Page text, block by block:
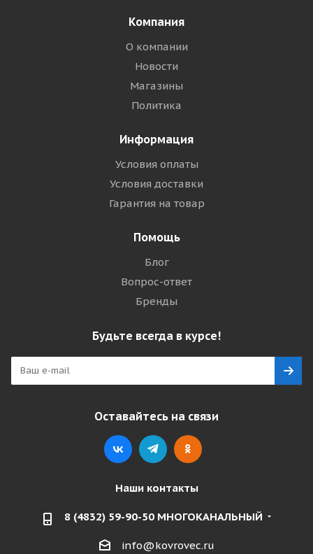
Компания
О компании
Новости
Магазины
Политика
Информация
Условия оплаты
Условия доставки
Гарантия на товар
Помощь
Блог
Вопрос-ответ
Бренды
Будьте всегда в курсе!
Оставайтесь на связи
Наши контакты
8 (4832) 59-90-50 МНОГОКАНАЛЬНЫЙ
info@kovrovec.ru